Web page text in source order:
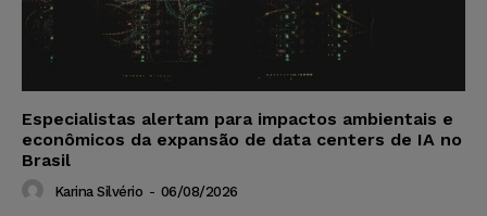
Especialistas alertam para impactos ambientais e
econômicos da expansão de data centers de IA no
Brasil
Karina Silvério - 06/08/2026